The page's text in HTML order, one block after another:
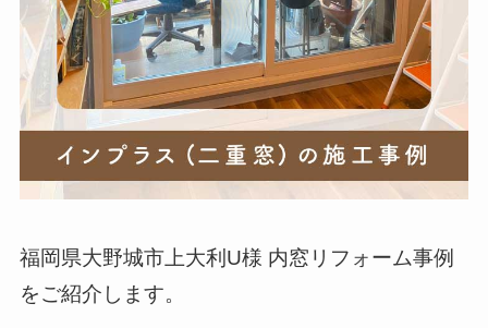
福岡県大野城市上大利U様 内窓リフォーム事例
をご紹介します。